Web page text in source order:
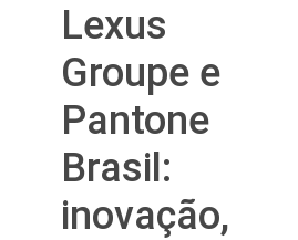
Lexus
Groupe e
Pantone
Brasil:
inovação,